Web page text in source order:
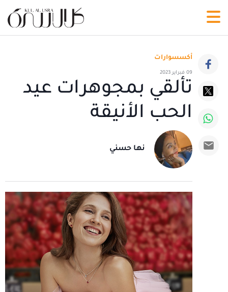
أكسسوارات
09 فبراير 2023
تألقي بمجوهرات عيد
الحب الأنيقة
نها حسني